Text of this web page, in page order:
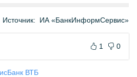
Источник: ИА «БанкИнформСервис»
1 0
Банк ВТБ